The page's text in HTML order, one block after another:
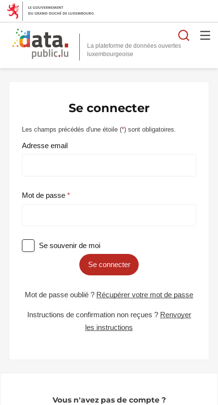
La plateforme de données ouvertes
Se connecter
Les champs précédés d'une étoile (*) sont obligatoires.
Adresse email
Mot de passe
Se souvenir de moi
Se connecter
Mot de passe oublié ? Récupérer votre mot de passe
Instructions de confirmation non reçues ? Renvoyer
les instructions
Vous n'avez pas de compte ?